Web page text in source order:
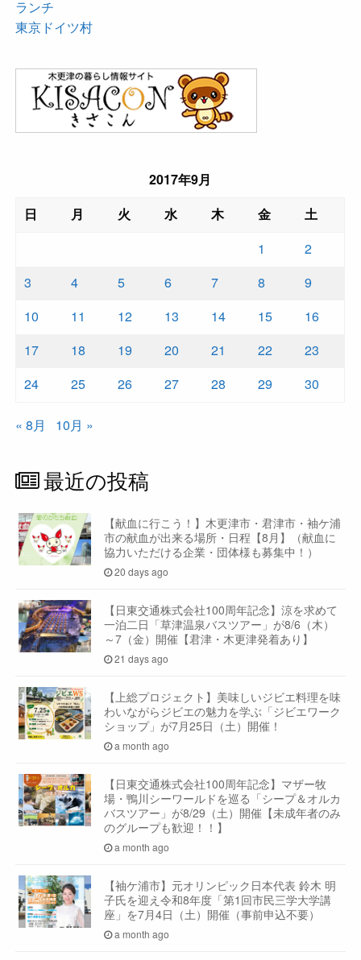
ランチ
東京ドイツ村
2017年9月
日
月 火 水 木 金
土
1
2
3
4 5 6 7 8
9
10
11 12 13 14 15
16
17
18 19 20 21 22
23
24
25 26 27 28 29 30
« 8月 10月 »
最近の投稿
【献血に行こう！】木更津市・君津市・袖ケ浦
市の献血が出来る場所・日程【8月】（献血に
協力いただける企業・団体様も募集中！）
20 days ago
【日東交通株式会社100周年記念】涼を求めて
一泊二日「草津温泉バスツアー」が8/6（木）
～7（金）開催【君津・木更津発着あり】
21 days ago
【上総プロジェクト】美味しいジビエ料理を味
わいながらジビエの魅力を学ぶ「ジビエワーク
ショップ」が7月25日（土）開催！
a month ago
【日東交通株式会社100周年記念】マザー牧
場・鴨川シーワールドを巡る「シープ＆オルカ
バスツアー」が8/29（土）開催【未成年者のみ
のグループも歓迎！！】
a month ago
【袖ケ浦市】元オリンピック日本代表 鈴木 明
子氏を迎え令和8年度「第1回市民三学大学講
座」を7月4日（土）開催（事前申込不要）
a month ago